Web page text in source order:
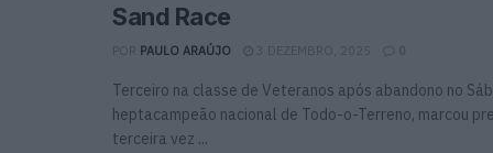
Sand Race
PAULO ARAÚJO 3 DEZEMBRO, 2025 0
Terceiro na classe de Veteranos após abandono no
heptacampeão nacional de Todo-o-Terreno, marcou
terceira vez ...